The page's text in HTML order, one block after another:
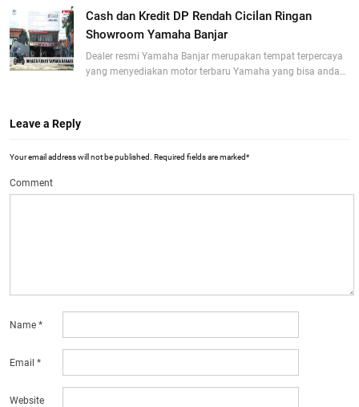
Cash dan Kredit DP Rendah Cicilan Ringan
Showroom Yamaha Banjar
Dealer resmi Yamaha Banjar merupakan tempat terpercaya
yang menyediakan motor terbaru Yamaha yang bisa anda…
Leave a Reply
Your email address will not be published. Required fields are marked*
Comment
Name *
Email *
Website